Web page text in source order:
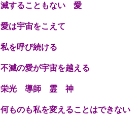
滅することもない 愛
愛は宇宙をこえて
私を呼び続ける
不滅の愛が宇宙を越える
栄光 導師 霊 神
何ものも私を変えることはできない